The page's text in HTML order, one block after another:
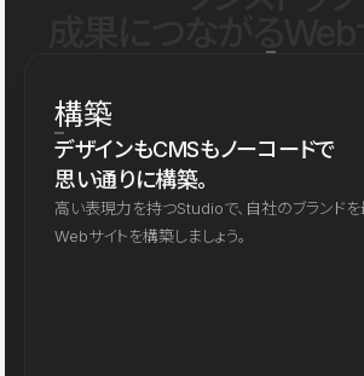
構築
デザインもCMSもノーコードで
思い通りに構築。
高い表現力を持つStudioで、自社のブランド
Webサイトを構築しましょう。